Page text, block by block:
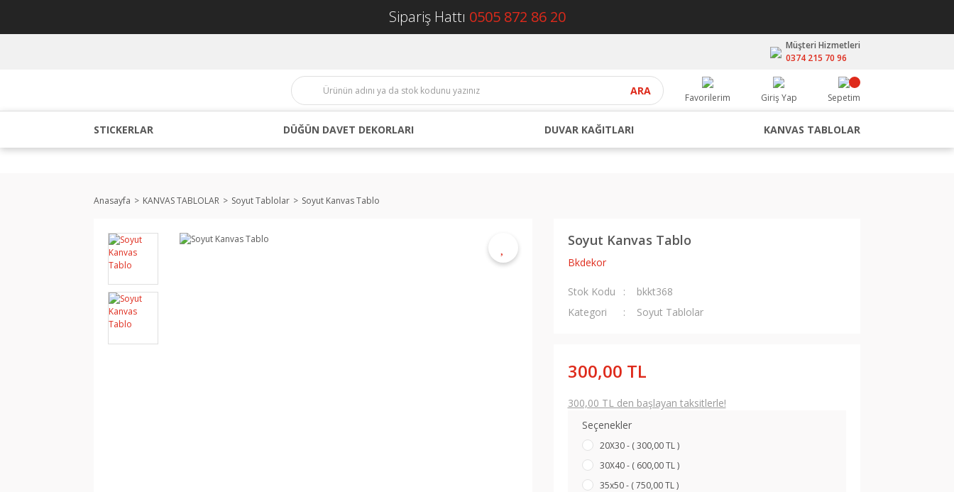
Sipariş Hattı 0505 872 86 20
Müşteri Hizmetleri
0374 215 70 96
ARA
Favorilerim Giriş Yap Sepetim
STICKERLAR DÜĞÜN DAVET DEKORLARI DUVAR KAĞITLARI KANVAS TABLOLAR
Anasayfa KANVAS TABLOLAR Soyut Tablolar Soyut Kanvas Tablo
Soyut Kanvas Tablo
Bkdekor
Stok Kodu
bkkt368
Kategori
Soyut Tablolar
300,00 TL
300,00 TL den başlayan taksitlerle!
Seçenekler
20X30 - ( 300,00 TL )
30X40 - ( 600,00 TL )
35x50 - ( 750,00 TL )